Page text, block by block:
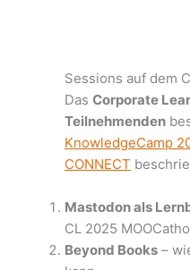
Sessions auf dem
Das Corporate
Teilnehmenden
KnowledgeCamp
CONNECT
Mastodon als
CL 2025
Beyond Books –